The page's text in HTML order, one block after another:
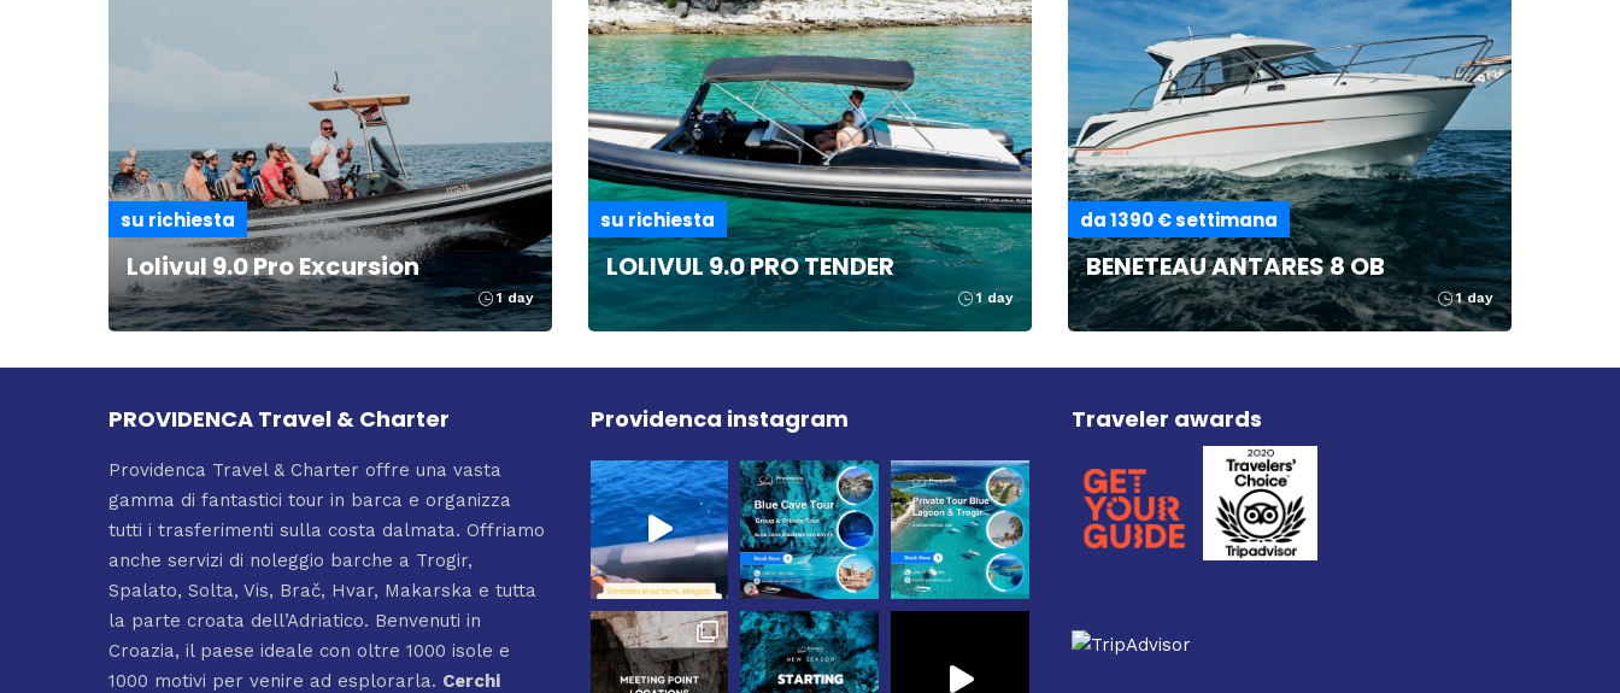
su richiesta
Lolivul 9.0 Pro Excursion
1 day
su richiesta
LOLIVUL 9.0 PRO TENDER
1 day
da 1390 € settimana
BENETEAU ANTARES 8 OB
1 day
PROVIDENCA Travel & Charter
Providenca Travel & Charter offre una vasta
gamma di fantastici tour in barca e organizza
tutti i trasferimenti sulla costa dalmata. Offriamo
anche servizi di noleggio barche a Trogir,
Spalato, Solta, Vis, Brač, Hvar, Makarska e tutta
la parte croata dell’Adriatico. Benvenuti in
Croazia, il paese ideale con oltre 1000 isole e
1000 motivi per venire ad esplorarla. Cerchi
Providenca instagram Traveler awards